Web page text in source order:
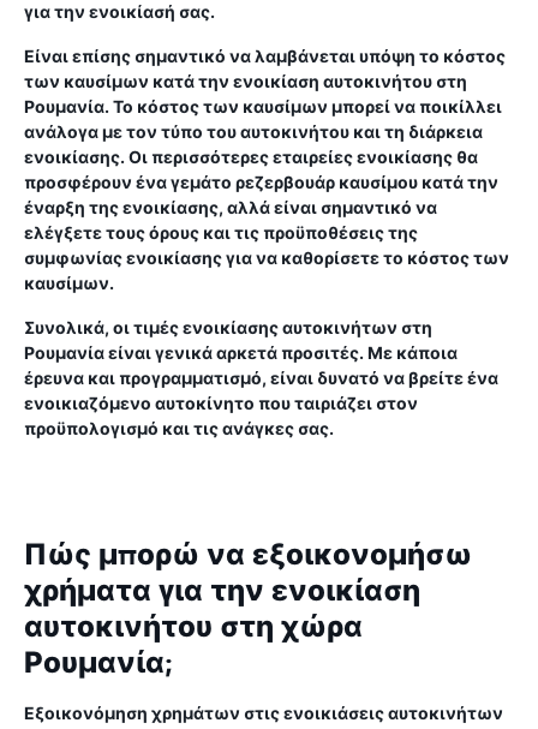
για την ενοικίασή σας.
Είναι επίσης σημαντικό να λαμβάνεται υπόψη το κόστος
των καυσίμων κατά την ενοικίαση αυτοκινήτου στη
Ρουμανία. Το κόστος των καυσίμων μπορεί να ποικίλλει
ανάλογα με τον τύπο του αυτοκινήτου και τη διάρκεια
ενοικίασης. Οι περισσότερες εταιρείες ενοικίασης θα
προσφέρουν ένα γεμάτο ρεζερβουάρ καυσίμου κατά την
έναρξη της ενοικίασης, αλλά είναι σημαντικό να
ελέγξετε τους όρους και τις προϋποθέσεις της
συμφωνίας ενοικίασης για να καθορίσετε το κόστος των
καυσίμων.
Συνολικά, οι τιμές ενοικίασης αυτοκινήτων στη
Ρουμανία είναι γενικά αρκετά προσιτές. Με κάποια
έρευνα και προγραμματισμό, είναι δυνατό να βρείτε ένα
ενοικιαζόμενο αυτοκίνητο που ταιριάζει στον
προϋπολογισμό και τις ανάγκες σας.
Πώς μπορώ να εξοικονομήσω
χρήματα για την ενοικίαση
αυτοκινήτου στη χώρα
Ρουμανία;
Εξοικονόμηση χρημάτων στις ενοικιάσεις αυτοκινήτων